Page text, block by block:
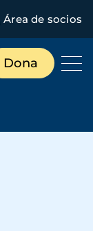
Área de socios
Dona